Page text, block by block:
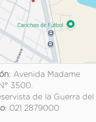
: Avenida Madame
3500.
de la Guerra del
: 021 2879000